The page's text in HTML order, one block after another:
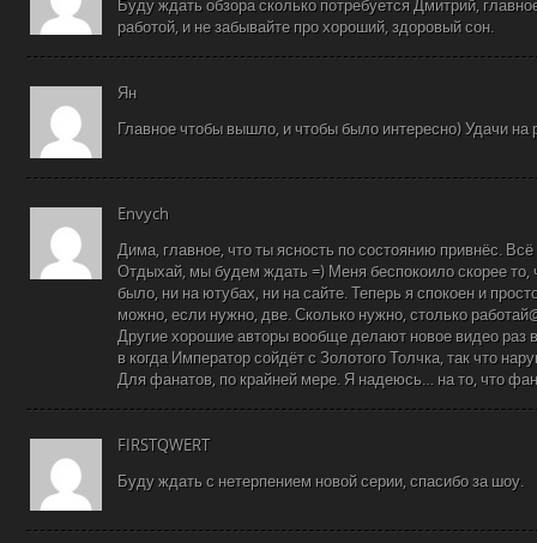
Буду ждать обзора сколько потребуется Дмитрий,
работой, и не забывайте про хороший, здоровый сон.
Ян
Главное чтобы вышло, и чтобы было интересно) Удачи на
Envych
Дима, главное, что ты ясность по состоянию привнёс.
Отдыхай, мы будем ждать =) Меня беспокоило скорее то,
было, ни на ютубах, ни на сайте. Теперь я спокоен и
можно, если нужно, две. Сколько нужно, столько
Другие хорошие авторы вообще делают новое видео раз
в когда Император сойдёт с Золотого Толчка, так что
Для фанатов, по крайней мере. Я надеюсь… на то, что
FIRSTQWERT
Буду ждать с нетерпением новой серии, спасибо за шоу.